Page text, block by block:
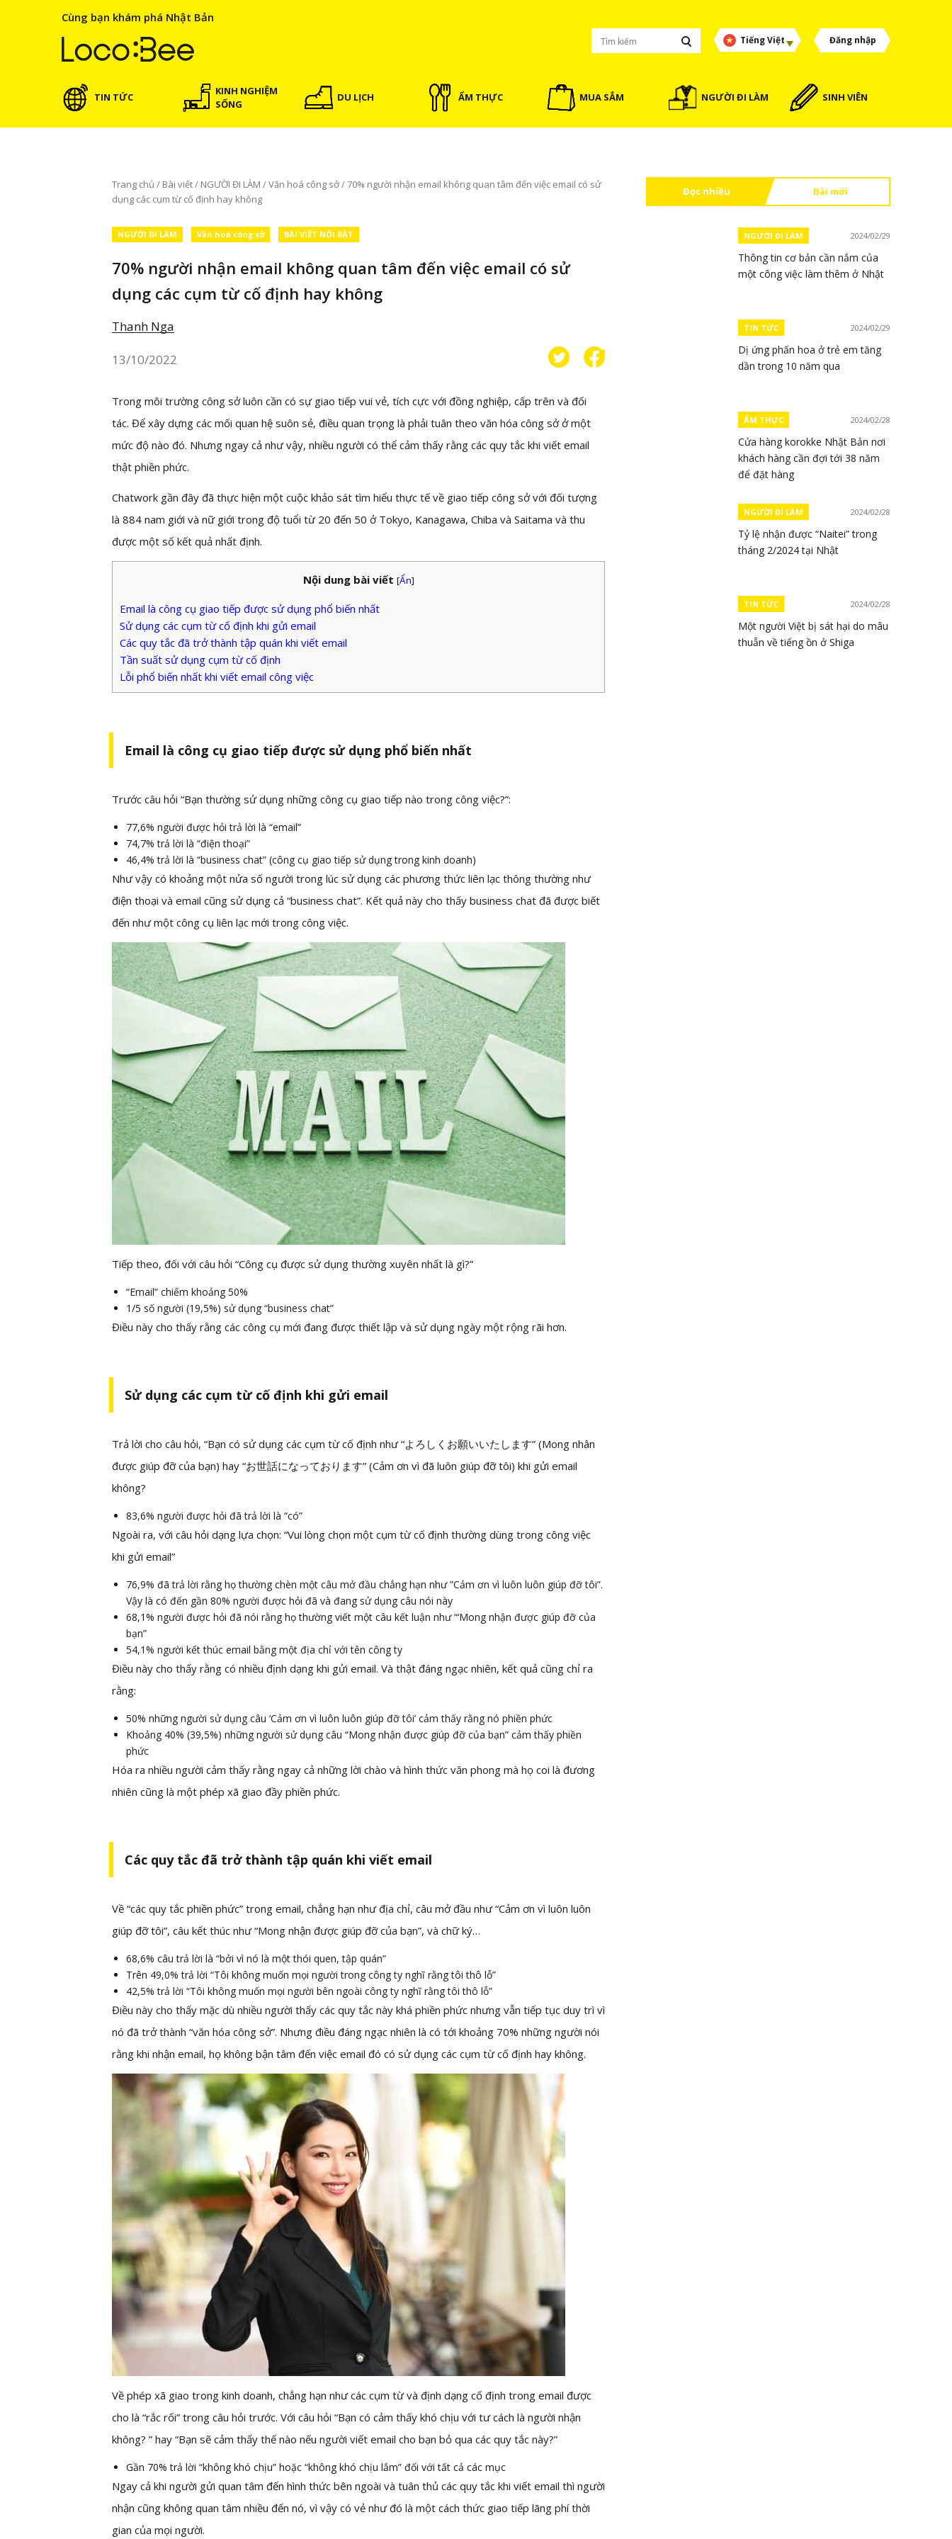
Cùng bạn khám phá Nhật Bản
Tiếng Việt Đăng nhập
TIN TỨC
KINH NGHIỆM
SỐNG
DU LỊCH ẨM THỰC MUA SẮM NGƯỜI ĐI LÀM SINH VIÊN
Trang chủ / Bài viết/ NGƯỜI ĐI LÀM /Văn hoá công sở/ 70% người nhận email không quan tâm đến việc email có sử
dụng các cụm từ cố định hay không
NGƯỜI ĐI LÀM Văn hoá công sở BÀI VIẾT NỔI BẬT
70% người nhận email không quan tâm đến việc email có sử
dụng các cụm từ cố định hay không
Thanh Nga
13/10/2022
Trong môi trường công sở luôn cần có sự giao tiếp vui vẻ, tích cực với đồng nghiệp, cấp trên và đối
tác. Để xây dựng các mối quan hệ suôn sẻ, điều quan trọng là phải tuân theo văn hóa công sở ở một
mức độ nào đó. Nhưng ngay cả như vậy, nhiều người có thể cảm thấy rằng các quy tắc khi viết email
thật phiền phức.
Chatwork gần đây đã thực hiện một cuộc khảo sát tìm hiểu thực tế về giao tiếp công sở với đối tượng
là 884 nam giới và nữ giới trong độ tuổi từ 20 đến 50 ở Tokyo, Kanagawa, Chiba và Saitama và thu
được một số kết quả nhất định.
Nội dung bài viết [Ẩn]
Email là công cụ giao tiếp được sử dụng phổ biến nhất
Sử dụng các cụm từ cố định khi gửi email
Các quy tắc đã trở thành tập quán khi viết email
Tần suất sử dụng cụm từ cố định
Lỗi phổ biến nhất khi viết email công việc
Email là công cụ giao tiếp được sử dụng phổ biến nhất
Trước câu hỏi “Bạn thường sử dụng những công cụ giao tiếp nào trong công việc?”:
77,6% người được hỏi trả lời là “email”
74,7% trả lời là “điện thoại”
46,4% trả lời là “business chat” (công cụ giao tiếp sử dụng trong kinh doanh)
Như vậy có khoảng một nửa số người trong lúc sử dụng các phương thức liên lạc thông thường như
điện thoại và email cũng sử dụng cả “business chat”. Kết quả này cho thấy business chat đã được biết
đến như một công cụ liên lạc mới trong công việc.
Tiếp theo, đối với câu hỏi “Công cụ được sử dụng thường xuyên nhất là gì?”
“Email” chiếm khoảng 50%
1/5 số người (19,5%) sử dụng “business chat”
Điều này cho thấy rằng các công cụ mới đang được thiết lập và sử dụng ngày một rộng rãi hơn.
Sử dụng các cụm từ cố định khi gửi email
Trả lời cho câu hỏi, “Bạn có sử dụng các cụm từ cố định như “よろしくお願いいたします” (Mong nhân
được giúp đỡ của bạn) hay “お世話になっております” (Cảm ơn vì đã luôn giúp đỡ tôi) khi gửi email
không?
83,6% người được hỏi đã trả lời là “có”
Ngoài ra, với câu hỏi dạng lựa chọn: “Vui lòng chọn một cụm từ cố định thường dùng trong công việc
khi gửi email”
76,9% đã trả lời rằng họ thường chèn một câu mở đầu chẳng hạn như ”Cảm ơn vì luôn luôn giúp đỡ tôi”.
Vậy là có đến gần 80% người được hỏi đã và đang sử dụng câu nói này
68,1% người được hỏi đã nói rằng họ thường viết một câu kết luận như “‘Mong nhận được giúp đỡ của
bạn”
54,1% người kết thúc email bằng một địa chỉ với tên công ty
Điều này cho thấy rằng có nhiều định dạng khi gửi email. Và thật đáng ngạc nhiên, kết quả cũng chỉ ra
rằng:
50% những người sử dụng câu ‘Cảm ơn vì luôn luôn giúp đỡ tôi’ cảm thấy rằng nó phiền phức
Khoảng 40% (39,5%) những người sử dụng câu “Mong nhận được giúp đỡ của bạn” cảm thấy phiền
phức
Hóa ra nhiều người cảm thấy rằng ngay cả những lời chào và hình thức văn phong mà họ coi là đương
nhiên cũng là một phép xã giao đầy phiền phức.
Các quy tắc đã trở thành tập quán khi viết email
Về “các quy tắc phiền phức” trong email, chẳng hạn như địa chỉ, câu mở đầu như “Cảm ơn vì luôn luôn
giúp đỡ tôi”, câu kết thúc như “Mong nhận được giúp đỡ của bạn”, và chữ ký…
68,6% câu trả lời là “bởi vì nó là một thói quen, tập quán”
Trên 49,0% trả lời “Tôi không muốn mọi người trong công ty nghĩ rằng tôi thô lỗ”
42,5% trả lời “Tôi không muốn mọi người bên ngoài công ty nghĩ rằng tôi thô lỗ”
Điều này cho thấy mặc dù nhiều người thấy các quy tắc này khá phiền phức nhưng vẫn tiếp tục duy trì vì
nó đã trở thành “văn hóa công sở”. Nhưng điều đáng ngạc nhiên là có tới khoảng 70% những người nói
rằng khi nhận email, họ không bận tâm đến việc email đó có sử dụng các cụm từ cố định hay không.
Về phép xã giao trong kinh doanh, chẳng hạn như các cụm từ và định dạng cố định trong email được
cho là “rắc rối” trong câu hỏi trước. Với câu hỏi “Bạn có cảm thấy khó chịu với tư cách là người nhận
không? ” hay “Bạn sẽ cảm thấy thế nào nếu người viết email cho bạn bỏ qua các quy tắc này?”
Gần 70% trả lời “không khó chịu” hoặc “không khó chịu lắm” đối với tất cả các mục
Ngay cả khi người gửi quan tâm đến hình thức bên ngoài và tuân thủ các quy tắc khi viết email thì người
nhận cũng không quan tâm nhiều đến nó, vì vậy có vẻ như đó là một cách thức giao tiếp lãng phí thời
gian của mọi người.
Đọc nhiều Bài mới
NGƯỜI ĐI LÀM 2024/02/29
Thông tin cơ bản cần nắm của
một công việc làm thêm ở Nhật
TIN TỨC 2024/02/29
Dị ứng phấn hoa ở trẻ em tăng
dần trong 10 năm qua
ẨM THỰC 2024/02/28
Cửa hàng korokke Nhật Bản nơi
khách hàng cần đợi tới 38 năm
để đặt hàng
NGƯỜI ĐI LÀM 2024/02/28
Tỷ lệ nhận được “Naitei” trong
tháng 2/2024 tại Nhật
TIN TỨC 2024/02/28
Một người Việt bị sát hại do mâu
thuẫn về tiếng ồn ở Shiga